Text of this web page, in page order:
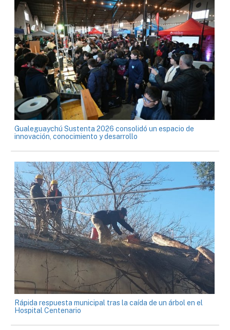
Gualeguaychú Sustenta 2026 consolidó un espacio de
innovación, conocimiento y desarrollo
Rápida respuesta municipal tras la caída de un árbol en el
Hospital Centenario